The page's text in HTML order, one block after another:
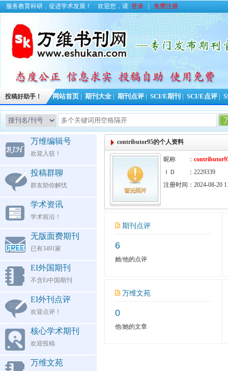
服务教育科研，促进学术发展！ 欢迎您，请 登录 免费注册
投稿好助手！ 网站首页 期刊大全 期刊点评 SCI/E期刊 SCI/E点评
今日更新期刊
万维编辑号
欢迎入驻！
投稿群聊
群友助你解忧
学术资讯
学术前沿！
无版面费期刊
已有3491家
EI外国期刊
不含Ei中国期刊
EI外刊点评
欢迎点评！
核心学术期刊
欢迎投稿
万维文苑
contributor95的个人资料
昵称 ：
ＩＤ ：2229339
注册时间：2024-08-20
期刊点评
6
她/他的点评
万维文苑
0
他/她的文章